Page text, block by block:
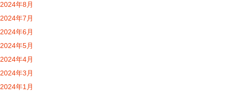
2024年8月
2024年7月
2024年6月
2024年5月
2024年4月
2024年3月
2024年1月